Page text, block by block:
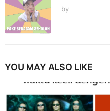
by
YOU MAY ALSO LIKE